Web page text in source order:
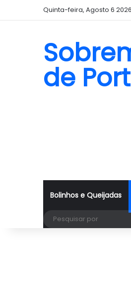
Quinta-feira, Agosto 6 2026
de
Bolinhos e Queijadas